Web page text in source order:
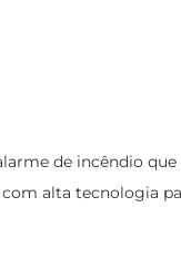
de incêndio que
alta tecnologia